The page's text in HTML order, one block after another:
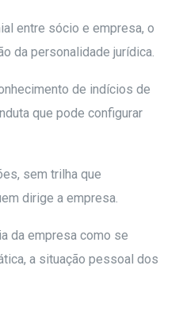
entre sócio e empresa, o
da personalidade jurídica.
de indícios de
que pode configurar
sem trilha que
dirige a empresa.
da empresa como se
a situação pessoal dos